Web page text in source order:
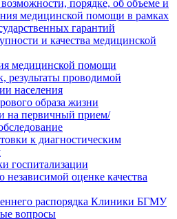
порядке, об объеме и
медицинской помощи в рамках
гарантий
и качества медицинской
медицинской помощи
результаты проводимой
населения
образа жизни
на первичный прием/
к диагностическим
госпитализации
оценке качества
распорядка Клиники БГМУ
вопросы